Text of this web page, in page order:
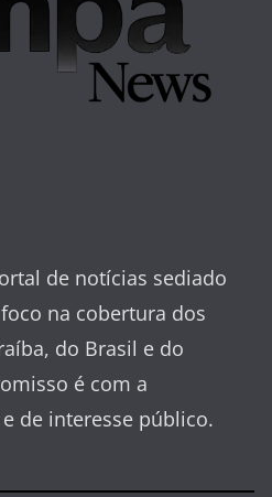
de notícias sediado
na cobertura dos
do Brasil e do
é com a
de interesse público.